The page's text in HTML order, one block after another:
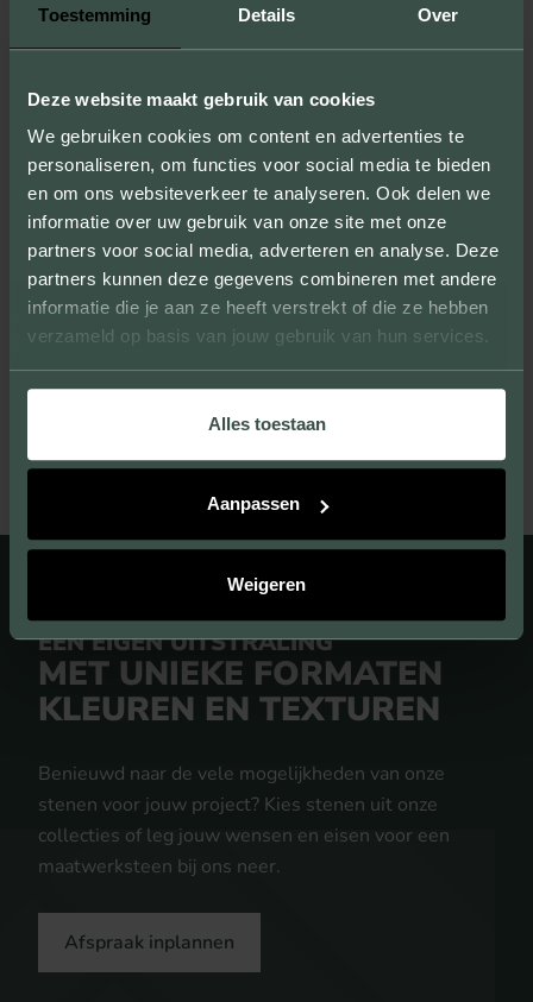
Toestemming Details Over
Deze website maakt gebruik van cookies
We gebruiken cookies om content en advertenties te
personaliseren, om functies voor social media te bieden
en om ons websiteverkeer te analyseren. Ook delen we
informatie over uw gebruik van onze site met onze
partners voor social media, adverteren en analyse. Deze
partners kunnen deze gegevens combineren met andere
informatie die je aan ze heeft verstrekt of die ze hebben
verzameld op basis van jouw gebruik van hun services.
Alles toestaan
Aanpassen
Weigeren
Door samples te produceren laten we niet
zien, maar kun je ook de kwaliteit van onze
UNIEKE UITSTRALING
Wij leveren gevelstenen die grote en kleine
uitstraling geven.
EEN EIGEN UITSTRALING
MET UNIEKE FORMATEN
KLEUREN EN TEXTUREN
Benieuwd naar de vele mogelijkheden van onze
stenen voor jouw project? Kies stenen uit onze
collecties of leg jouw wensen en eisen voor een
maatwerksteen bij ons neer.
Afspraak inplannen